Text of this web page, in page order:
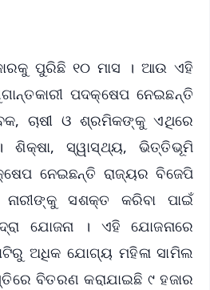
ପୁରିଛି ୧୦ ମାସ । ଆଉ ଏହି
ପଦକ୍ଷେପ ନେଇଛନ୍ତି
ଚାଷୀ ଓ ଶ୍ରମିକଙ୍କୁ ଏଥିରେ
ସ୍ୱାସ୍ଥ୍ୟ, ଭିତ୍ତିଭୂମି
ନେଇଛନ୍ତି ରାଜ୍ୟର ବିଜେପି
ସଶକ୍ତ କରିବା ପାଇଁ
ଯୋଜନା । ଏହି ଯୋଜନାରେ
ଅଧିକ ଯୋଗ୍ୟ ମହିଳା ସାମିଲ
ବିତରଣ କରାଯାଇଛି ୯ ହଜାର